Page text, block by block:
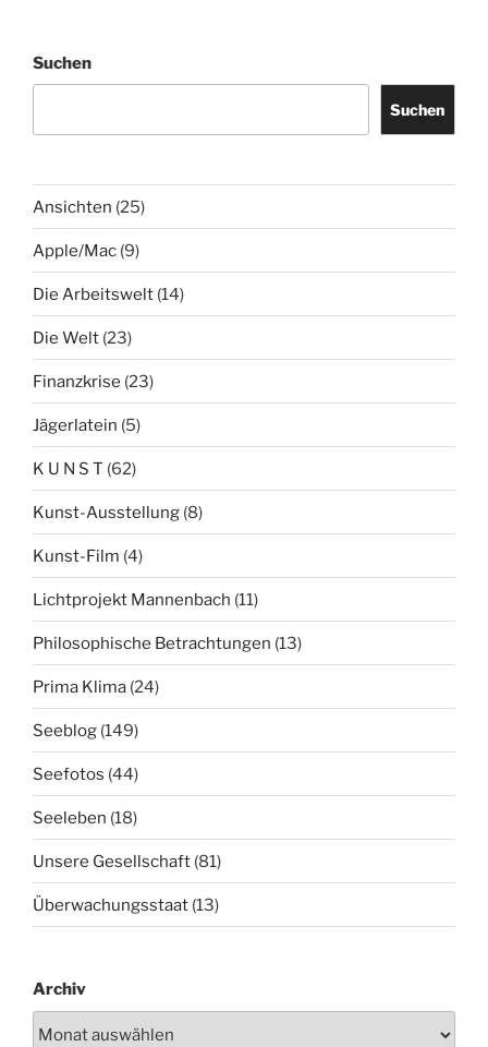
Suchen
Suchen
Ansichten (25)
Apple/Mac (9)
Die Arbeitswelt (14)
Die Welt (23)
Finanzkrise (23)
Jägerlatein (5)
K U N S T (62)
Kunst-Ausstellung (8)
Kunst-Film (4)
Lichtprojekt Mannenbach (11)
Philosophische Betrachtungen (13)
Prima Klima (24)
Seeblog (149)
Seefotos (44)
Seeleben (18)
Unsere Gesellschaft (81)
Überwachungsstaat (13)
Archiv